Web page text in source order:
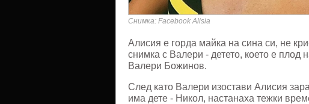
Снимка: Facebook Alisia
Алисия е горда майка на сина си, не
снимка с Валери - детето, което е плод
Валери Божинов.
След като Валери изостави Алисия
има дете - Никол, настанаха тежки